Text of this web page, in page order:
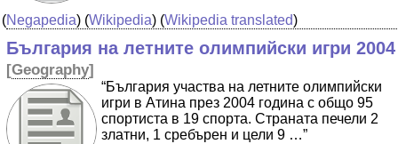
(Negapedia) (Wikipedia) (Wikipedia translated)
България на летните олимпийски игри 2004
[Geography]
“България участва на летните олимпийски
игри в Атина през 2004 година с общо 95
спортиста в 19 спорта. Страната печели 2
златни, 1 сребърен и цели 9 …”